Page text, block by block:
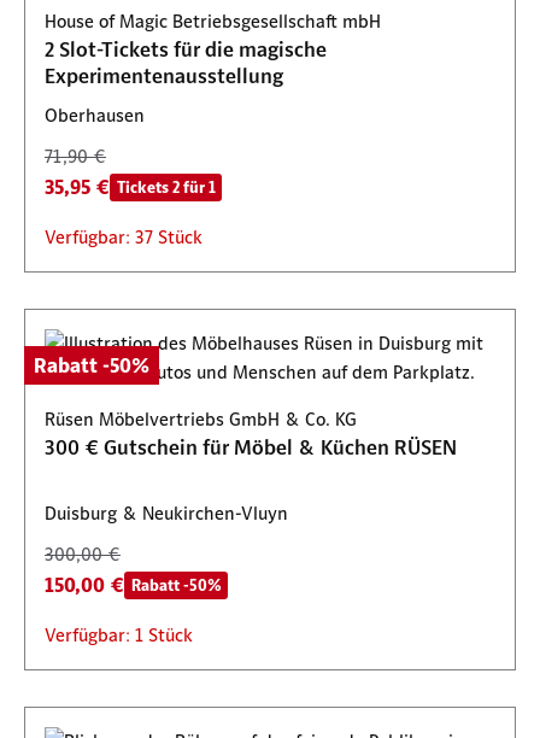
House of Magic Betriebsgesellschaft mbH
2 Slot-Tickets für die magische
Experimentenausstellung
Oberhausen
71,90 €
35,95 € Tickets 2 für 1
Verfügbar: 37 Stück
Rabatt -50%
Rüsen Möbelvertriebs GmbH & Co. KG
300 € Gutschein für Möbel & Küchen RÜSEN
Duisburg & Neukirchen-Vluyn
300,00 €
150,00 € Rabatt -50%
Verfügbar: 1 Stück